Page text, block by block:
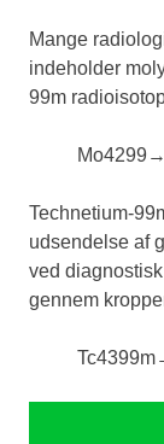
Mange
indeholder
99m
Mo4299 →
Technetium-
udsendelse af
ved
gennem
Tc4399m